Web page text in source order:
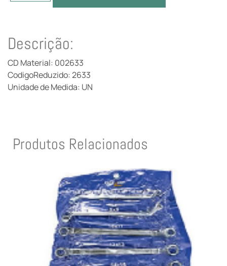
Descrição:
CD Material: 002633
CodigoReduzido: 2633
Unidade de Medida: UN
Produtos Relacionados